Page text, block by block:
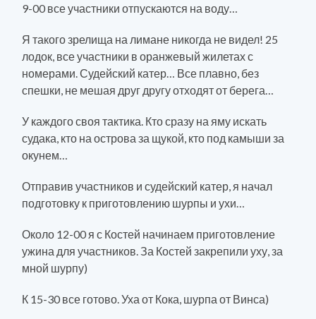
9-00 все участники отпускаются на воду…
Я такого зрелища на лимане никогда не видел! 25
лодок, все участники в оранжевый жилетах с
номерами. Судейский катер… Все плавно, без
спешки, не мешая друг другу отходят от берега…
У каждого своя тактика. Кто сразу на яму искать
судака, кто на острова за щукой, кто под камыши за
окунем…
Отправив участников и судейский катер, я начал
подготовку к приготовлению шурпы и ухи…
Около 12-00 я с Костей начинаем приготовление
ужина для участников. За Костей закрепили уху, за
мной шурпу)
К 15-30 все готово. Уха от Кока, шурпа от Винса)